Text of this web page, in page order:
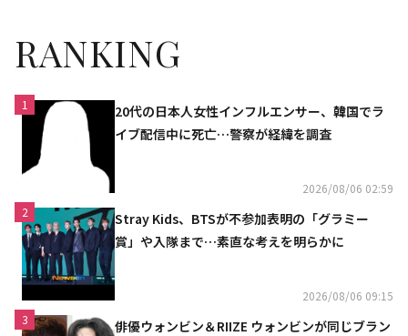
RANKING
1
20代の日本人女性インフルエンサー、韓国でラ
イブ配信中に死亡…警察が経緯を調査
2026/08/06 02:59
2
Stray Kids、BTSが不参加表明の「グラミー
賞」や入隊まで…素直な考えを明らかに
2026/08/06 09:15
3
俳優ウォンビン＆RIIZE ウォンビンが同じブラン